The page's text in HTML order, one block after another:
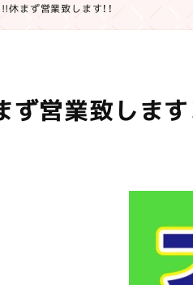
まず営業致します！！
営業致します